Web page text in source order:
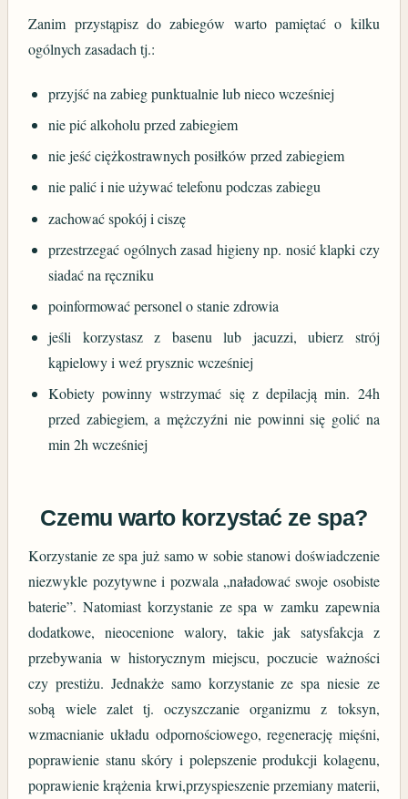
Zanim przystąpisz do zabiegów warto pamiętać o kilku
ogólnych zasadach tj.:
przyjść na zabieg punktualnie lub nieco wcześniej
nie pić alkoholu przed zabiegiem
nie jeść ciężkostrawnych posiłków przed zabiegiem
nie palić i nie używać telefonu podczas zabiegu
zachować spokój i ciszę
przestrzegać ogólnych zasad higieny np. nosić klapki czy
siadać na ręczniku
poinformować personel o stanie zdrowia
jeśli korzystasz z basenu lub jacuzzi, ubierz strój
kąpielowy i weź prysznic wcześniej
Kobiety powinny wstrzymać się z depilacją min. 24h
przed zabiegiem, a mężczyźni nie powinni się golić na
min 2h wcześniej
Czemu warto korzystać ze spa?
Korzystanie ze spa już samo w sobie stanowi doświadczenie
niezwykle pozytywne i pozwala „naładować swoje osobiste
baterie”. Natomiast korzystanie ze spa w zamku zapewnia
dodatkowe, nieocenione walory, takie jak satysfakcja z
przebywania w historycznym miejscu, poczucie ważności
czy prestiżu. Jednakże samo korzystanie ze spa niesie ze
sobą wiele zalet tj. oczyszczanie organizmu z toksyn,
wzmacnianie układu odpornościowego, regenerację mięśni,
poprawienie stanu skóry i polepszenie produkcji kolagenu,
poprawienie krążenia krwi,przyspieszenie przemiany materii,